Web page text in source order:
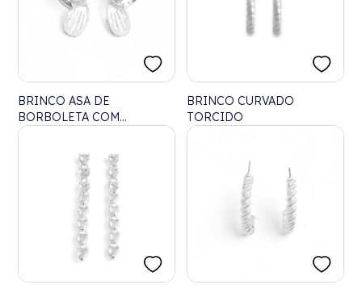
BRINCO ASA DE
BORBOLETA COM
ZIRCÔNIA BRANCA
BRINCO CURVADO
TORCIDO